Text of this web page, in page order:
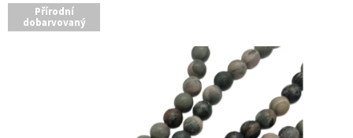
Přírodní
dobarvovaný